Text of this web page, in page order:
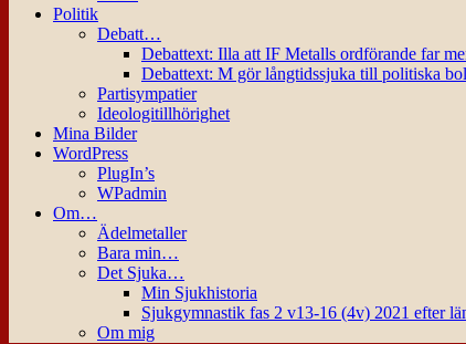
Politik
Debatt…
Debattext: Illa att IF Metalls ordförande far
Debattext: M gör långtidssjuka till politiska
Partisympatier
Ideologitillhörighet
Mina Bilder
WordPress
PlugIn’s
WPadmin
Om…
Ädelmetaller
Bara min…
Det Sjuka…
Min Sjukhistoria
Sjukgymnastik fas 2 v13-16 (4v) 2021 efter
Om mig